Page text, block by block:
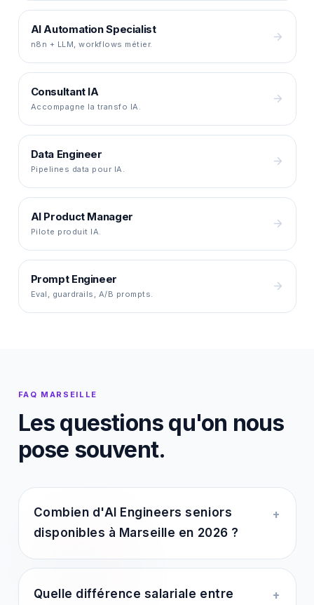
AI Automation Specialist
n8n + LLM, workflows métier.
Consultant IA
Accompagne la transfo IA.
Data Engineer
Pipelines data pour IA.
AI Product Manager
Pilote produit IA.
Prompt Engineer
Eval, guardrails, A/B prompts.
FAQ MARSEILLE
Les questions qu'on nous
pose souvent.
Combien d'AI Engineers seniors
disponibles à Marseille en 2026 ?
+
Quelle différence salariale entre
+